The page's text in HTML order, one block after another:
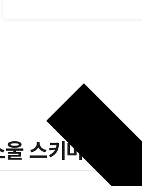
스키마(청소